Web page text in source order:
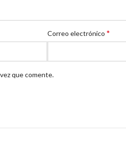
Correo electrónico *
que comente.